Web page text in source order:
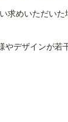
求めいただい
デザインが若